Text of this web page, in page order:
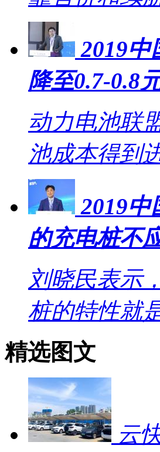
2019中
降至0.7-0.8
动力电池联
池成本得到
2019
的充电桩不
刘晓民表示
桩的特性就
精选图文
云